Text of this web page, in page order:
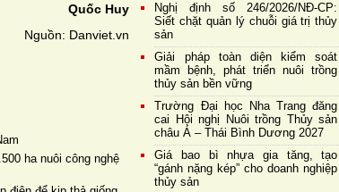
Quốc Huy
Nguồn: Danviet.vn
ha nuôi công nghệ
Nghị định số 246/2026/NĐ-CP:
Siết chặt quản lý chuỗi giá trị thủy
sản
Giải pháp toàn diện kiểm soát
mầm bệnh, phát triển nuôi trồng
thủy sản bền vững
Trường Đại học Nha Trang đăng
cai Hội nghị Nuôi trồng Thủy sản
châu Á – Thái Bình Dương 2027
Giá bao bì nhựa gia tăng, tạo
“gánh nặng kép” cho doanh nghiệp
thủy sản